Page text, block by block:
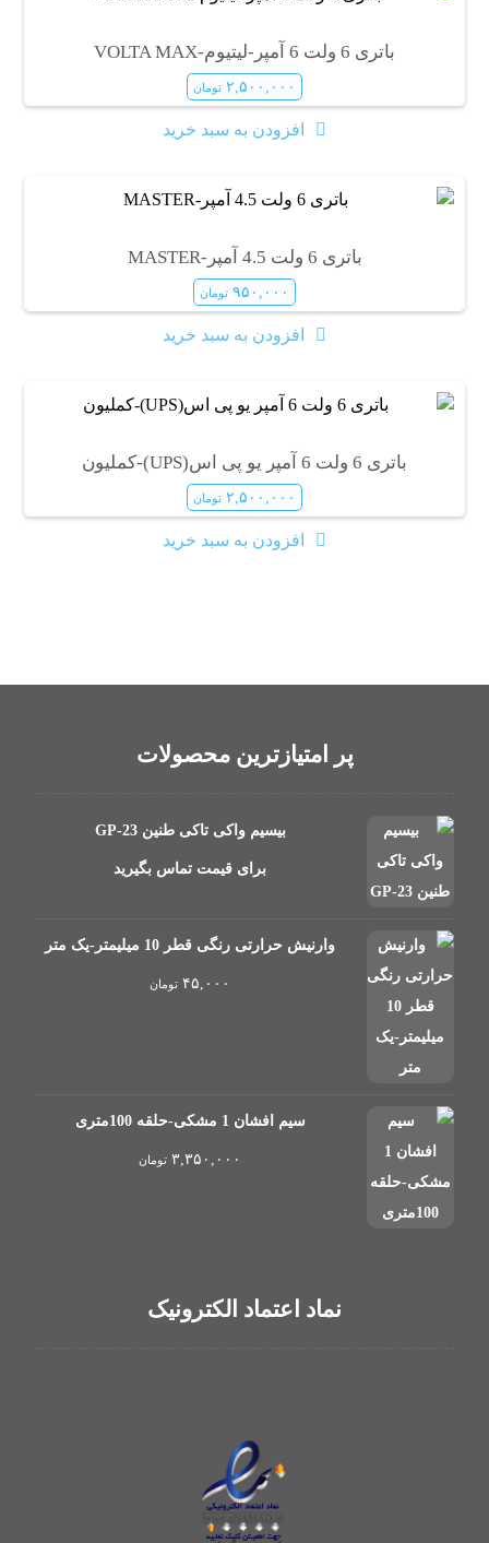
باتری 6 ولت 6 آمپر-لیتیوم-VOLTA MAX
۲,۵۰۰,۰۰۰ تومان
افزودن به سبد خرید
باتری 6 ولت 4.5 آمپر-MASTER
۹۵۰,۰۰۰ تومان
افزودن به سبد خرید
باتری 6 ولت 6 آمپر یو پی اس(UPS)-کملیون
۲,۵۰۰,۰۰۰ تومان
افزودن به سبد خرید
پر امتیازترین محصولات
بیسیم واکی تاکی طنین GP-23
برای قیمت تماس بگیرید
وارنیش حرارتی رنگی قطر 10 میلیمتر-یک متر
۴۵,۰۰۰ تومان
سیم افشان 1 مشکی-حلقه 100متری
۳,۳۵۰,۰۰۰ تومان
نماد اعتماد الکترونیک